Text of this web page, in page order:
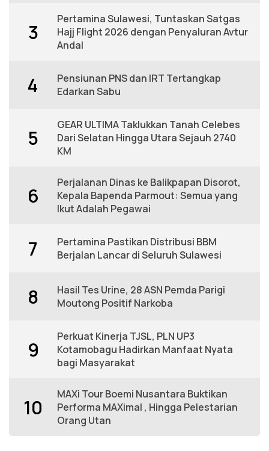
3
Pertamina Sulawesi, Tuntaskan Satgas
Hajj Flight 2026 dengan Penyaluran Avtur
Andal
4
Pensiunan PNS dan IRT Tertangkap
Edarkan Sabu
5
GEAR ULTIMA Taklukkan Tanah Celebes
Dari Selatan Hingga Utara Sejauh 2740
KM
6
Perjalanan Dinas ke Balikpapan Disorot,
Kepala Bapenda Parmout: Semua yang
Ikut Adalah Pegawai
7
Pertamina Pastikan Distribusi BBM
Berjalan Lancar di Seluruh Sulawesi
8
Hasil Tes Urine, 28 ASN Pemda Parigi
Moutong Positif Narkoba
9
Perkuat Kinerja TJSL, PLN UP3
Kotamobagu Hadirkan Manfaat Nyata
bagi Masyarakat
10
MAXi Tour Boemi Nusantara Buktikan
Performa MAXimal , Hingga Pelestarian
Orang Utan